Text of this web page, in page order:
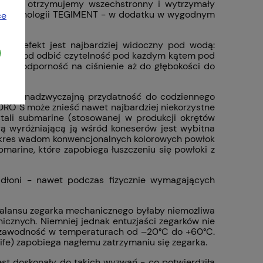
otrzymujemy wszechstronny i wytrzymały
TEGIMENT - w dodatku w wygodnym
efekt jest najbardziej widoczny pod wodą:
od odbić czytelność pod każdym kątem pod
i odporność na ciśnienie aż do głębokości do
nadzwyczajną przydatność do codziennego
S może znieść nawet najbardziej niekorzystne
submarine (stosowanej w produkcji okrętów
wyróżniającą ją wśród koneserów jest wybitna
wadom konwencjonalnych kolorowych powłok
które zapobiega łuszczeniu się powłoki z
- nawet podczas fizycznie wymagających
zegarka mechanicznego byłaby niemożliwa
Niemniej jednak entuzjaści zegarków nie
w temperaturach od –20°C do +60°C.
zapobiega nagłemu zatrzymaniu się zegarka.